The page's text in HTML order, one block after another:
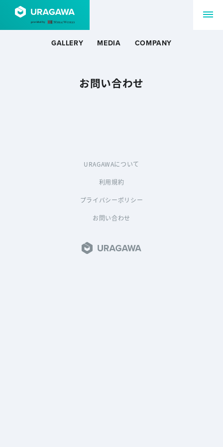
GALLERY MEDIA COMPANY
お問い合わせ
URAGAWAについて
利用規約
プライバシーポリシー
お問い合わせ